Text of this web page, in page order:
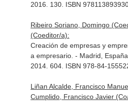
2016. 130. ISBN
Ribeiro Soriano, Domingo
(Coeditor/a):
Creación de empresas y
a empresario. - Madrid,
2014. 604. ISBN 978-84-
Liñan Alcalde, Francisco
Cumplido, Francisco Javier